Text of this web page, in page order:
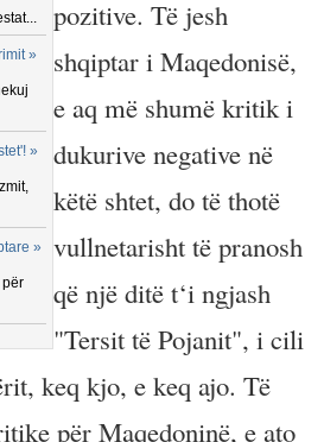
»
»
»
për
pozitive. Të jesh
shqiptar i Maqedonisë,
e aq më shumë kritik i
dukurive negative në
këtë shtet, do të thotë
vullnetarisht të pranosh
që një ditë t‘i ngjash
"Tersit të Pojanit", i cili
keq kjo, e keq ajo. Të
për Maqedoninë, e ato